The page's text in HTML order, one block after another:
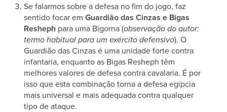
Se falarmos sobre a defesa no fim do jogo, faz
sentido focar em Guardião das Cinzas e Bigas
Resheph para uma Bigorna (observação do autor:
termo habitual para um exército defensivo). O
Guardião das Cinzas é uma unidade forte contra
infantaria, enquanto as Bigas Resheph têm
melhores valores de defesa contra cavalaria. É por
isso que esta combinação torna a defesa egípcia
mais universal e mais adequada contra qualquer
tipo de ataque.